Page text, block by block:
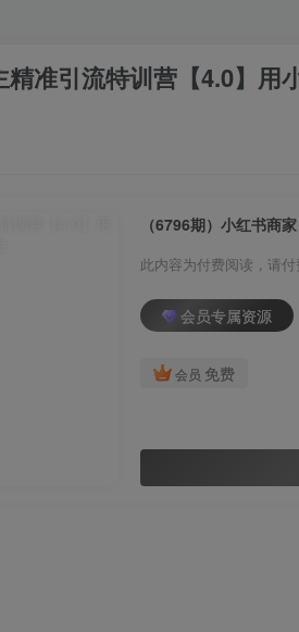
精准引流特训营【4.0】
（6796期）小红书商
此内容为付费阅读，请
会员专属资源
会员 免费